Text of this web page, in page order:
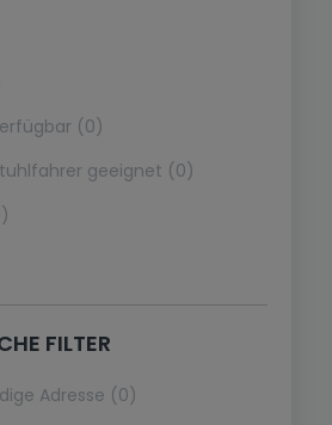
(0)
(0)
(0)
(0)
(0)
geeignet (0)
(0)
(0)
erlaubt (0)
(0)
FILTER
Adresse (0)